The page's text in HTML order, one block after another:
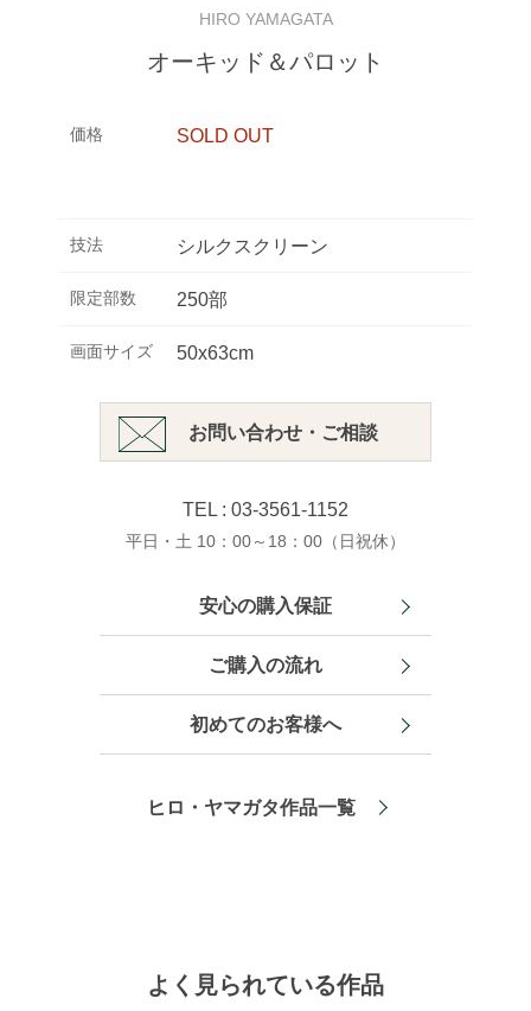
HIRO YAMAGATA
オーキッド＆パロット
価格 SOLD OUT
技法 シルクスクリーン
限定部数 250部
画面サイズ 50x63cm
お問い合わせ・ご相談
TEL : 03-3561-1152
平日・土 10：00～18：00（日祝休）
安心の購入保証
ご購入の流れ
初めてのお客様へ
ヒロ・ヤマガタ作品一覧
よく見られている作品